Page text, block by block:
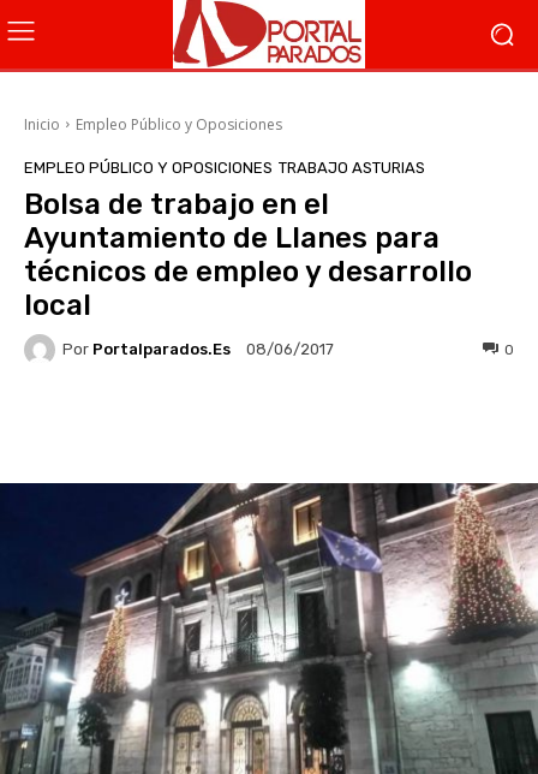
Inicio Empleo Público y Oposiciones
EMPLEO PÚBLICO Y OPOSICIONES TRABAJO ASTURIAS
Bolsa de trabajo en el
Ayuntamiento de Llanes para
técnicos de empleo y desarrollo
local
Por Portalparados.es 08/06/2017 0